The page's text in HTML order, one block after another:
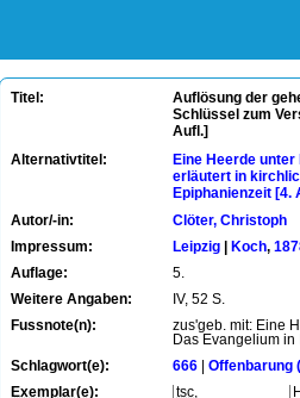
Titel:
Auflösung der
Schlüssel zum
Aufl.]
Alternativtitel:
Eine Heerde
erläutert in
Epiphanienzeit [4.
Autor/-in:
Clöter, Christoph
Impressum:
Leipzig Koch,
Auflage:
5.
Weitere Angaben:
IV, 52 S.
Fussnote(n):
zus'geb. mit: Eine
Das Evangelium
Schlagwort(e):
666
Offenbarung
Exemplar(e): tsc